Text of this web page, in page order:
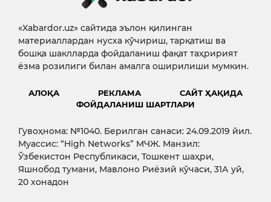
«Xabardor.uz» сайтида эълон қилинган
материаллардан нусха кўчириш, тарқатиш ва
бошқа шаклларда фойдаланиш фақат таҳририят
ёзма розилиги билан амалга оширилиши мумкин.
АЛОҚА РЕКЛАМА
САЙТ ҲАҚИДА
ФОЙДАЛАНИШ ШАРТЛАРИ
Гувоҳнома: №1040. Берилган санаси: 24.09.2019 йил.
Муассис: “High Networks” МЧЖ. Манзил:
Ўзбекистон Республикаси, Тошкент шаҳри,
Яшнобод тумани, Мавлоно Риёзий кўчаси, 31А уй,
20 хонадон